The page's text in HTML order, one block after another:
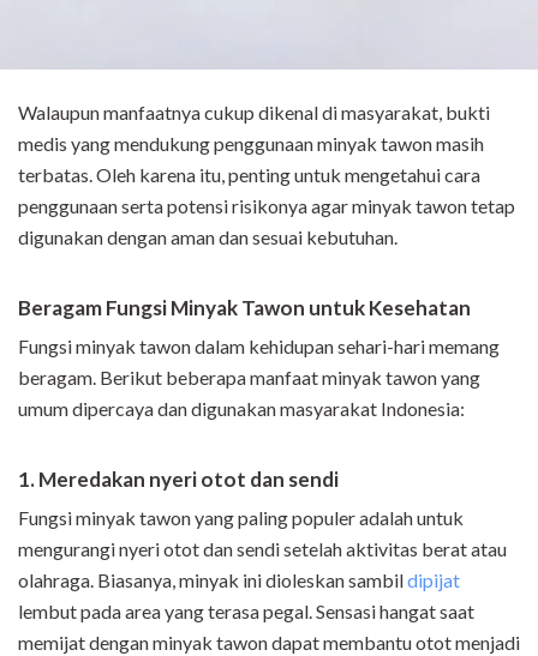
Walaupun manfaatnya cukup dikenal di masyarakat, bukti
medis yang mendukung penggunaan minyak tawon masih
terbatas. Oleh karena itu, penting untuk mengetahui cara
penggunaan serta potensi risikonya agar minyak tawon tetap
digunakan dengan aman dan sesuai kebutuhan.
Beragam Fungsi Minyak Tawon untuk Kesehatan
Fungsi minyak tawon dalam kehidupan sehari-hari memang
beragam. Berikut beberapa manfaat minyak tawon yang
umum dipercaya dan digunakan masyarakat Indonesia:
1. Meredakan nyeri otot dan sendi
Fungsi minyak tawon yang paling populer adalah untuk
mengurangi nyeri otot dan sendi setelah aktivitas berat atau
olahraga. Biasanya, minyak ini dioleskan sambildipijat
lembut pada area yang terasa pegal. Sensasi hangat saat
memijat dengan minyak tawon dapat membantu otot menjadi